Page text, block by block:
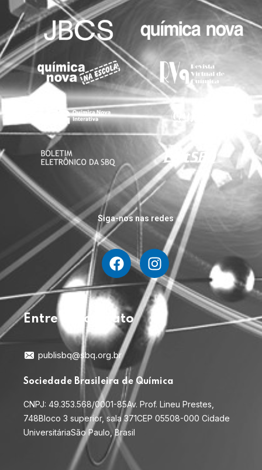
Siga-nos nas redes
Entre em contato
publisbq@sbq.org.br
Sociedade Brasileira de Química
CNPJ: 49.353.568/0001-85Av. Prof. Lineu Prestes,
748Bloco 3 superior, sala 371CEP 05508-000 Cidade
UniversitáriaSão Paulo, Brasil